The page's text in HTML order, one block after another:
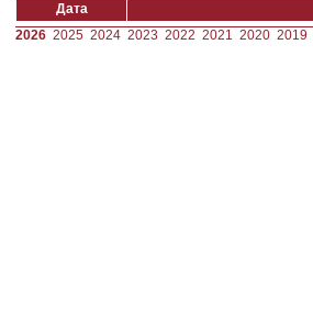
Дата
2026 2025 2024 2023 2022 2021 2020 2019